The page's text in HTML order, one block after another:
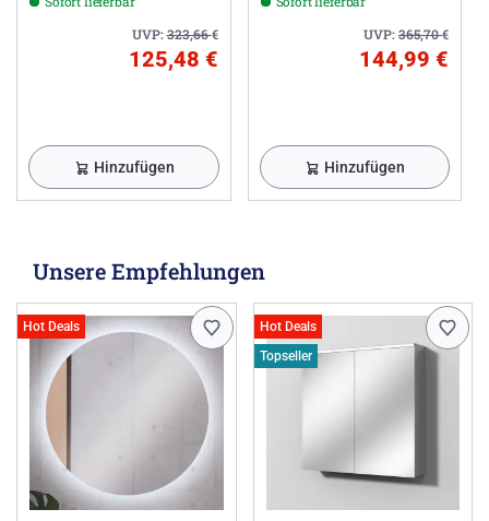
Up Ablaufventil
UVP:323,66€
125,48 €
Hinzufügen
UVP:365,70€
144,99 €
Hinzufügen
Unsere Empfehlungen
Hot Deals
Hot Deals
Topseller